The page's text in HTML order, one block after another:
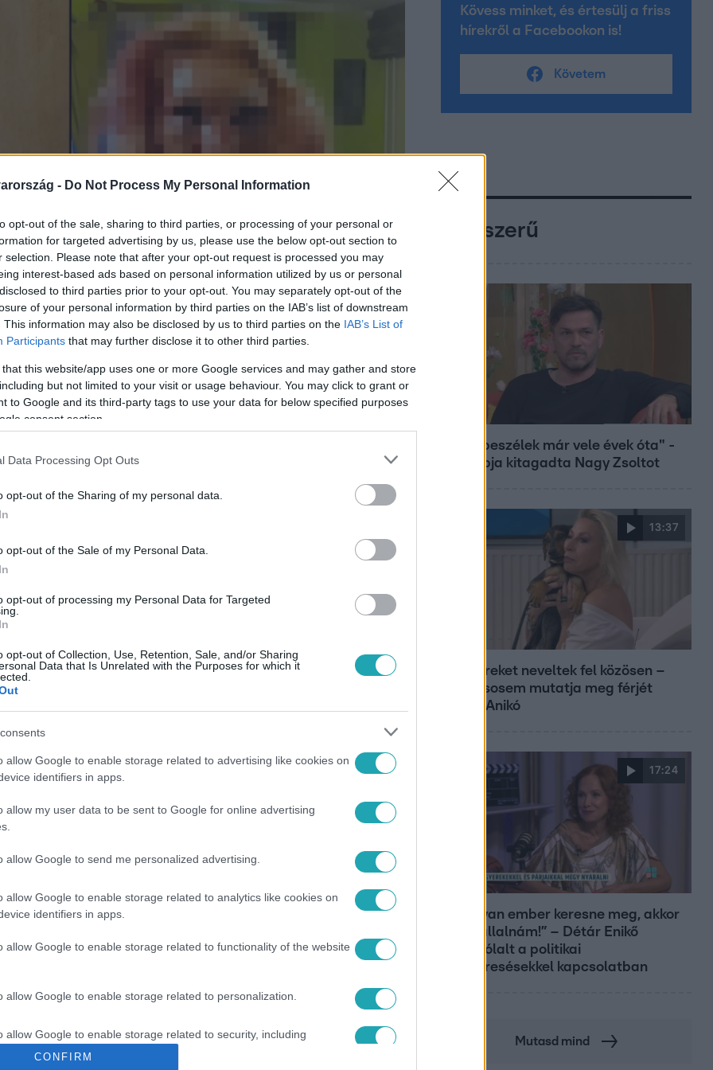
- Do Not Process My Personal Information
opt-out of the sale, sharing to third parties, or processing of your personal or
for targeted advertising by us, please use the below opt-out section to
selection. Please note that after your opt-out request is processed you may
interest-based ads based on personal information utilized by us or personal
to third parties prior to your opt-out. You may separately opt-out of the
of your personal information by third parties on the IAB’s list of downstream
This information may also be disclosed by us to third parties on the IAB’s List of
Participants that may further disclose it to other third parties.
that this website/app uses one or more Google services and may gather and store
but not limited to your visit or usage behaviour. You may click to grant or
to Google and its third-party tags to use your data for below specified purposes
consent section.
Data Processing Opt Outs
opt-out of the Sharing of my personal data.
opt-out of the Sale of my Personal Data.
opt-out of processing my Personal Data for Targeted
opt-out of Collection, Use, Retention, Sale, and/or Sharing
Data that Is Unrelated with the Purposes for which it
allow Google to enable storage related to advertising like cookies on
identifiers in apps.
allow my user data to be sent to Google for online advertising
allow Google to send me personalized advertising.
allow Google to enable storage related to analytics like cookies on
identifiers in apps.
allow Google to enable storage related to functionality of the website
allow Google to enable storage related to personalization.
allow Google to enable storage related to security, including
functionality and fraud prevention, and other user protection.
CONFIRM
Bernadett orrát, amelyet volt párja tört
anya végre fellélegezhet.
legyen a Google-találatokban!
#OROSZ BERNADETT #VASS GÁBOR
Kövess minket, és értesülj a friss
hírekről a Facebookon is!
Követem
Népszerű
"Nem beszélek már vele évek óta" -
Édesapja kitagadta Nagy Zsoltot
13:37
Öt gyereket neveltek fel közösen –
szinte sosem mutatja meg férjét
Ungár Anikó
17:24
„Ha olyan ember keresne meg, akkor
sem vállalnám!” – Détár Enikő
megszólalt a politikai
megkeresésekkel kapcsolatban
Mutasd mind